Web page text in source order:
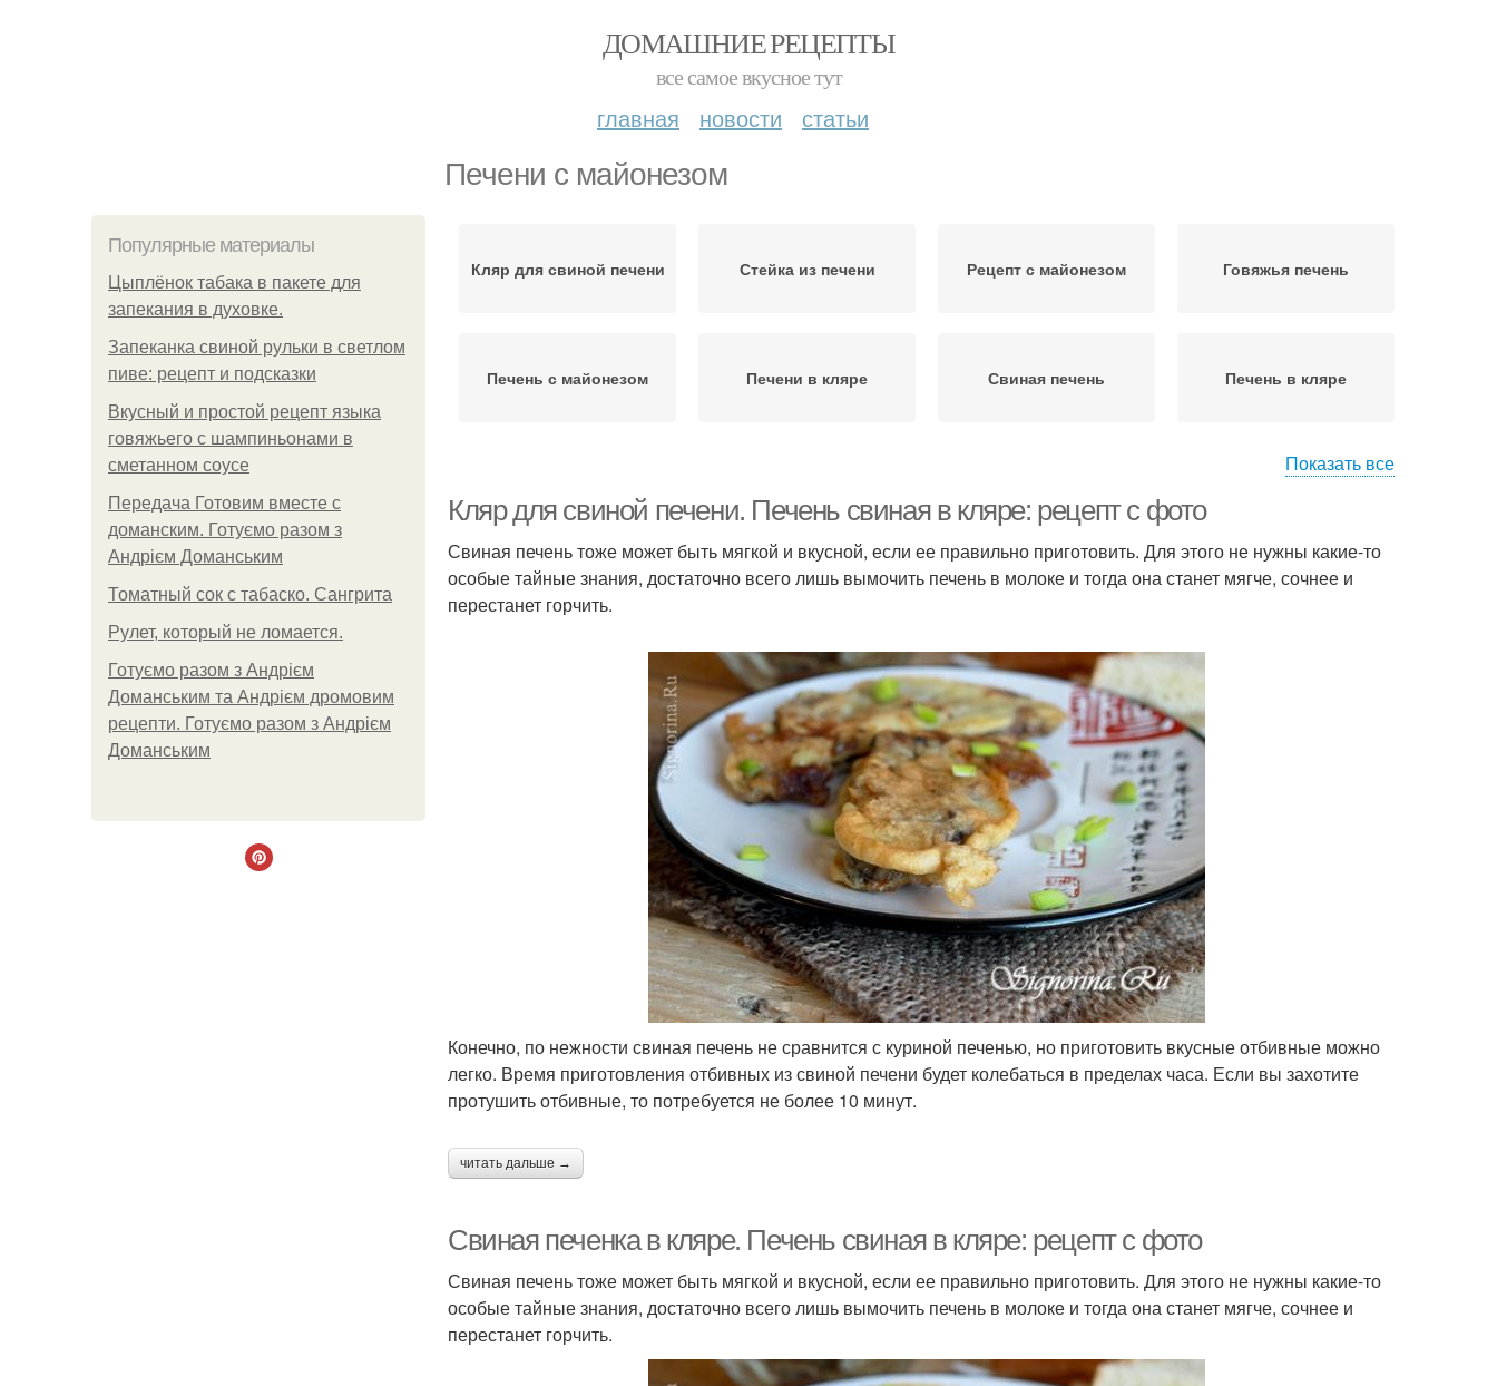
ДОМАШНИЕ РЕЦЕПТЫ
все самое вкусное тут
главная новости статьи
Печени с майонезом
Популярные материалы
Цыплёнок табака в пакете для
запекания в духовке.
Запеканка свиной рульки в светлом
пиве: рецепт и подсказки
Вкусный и простой рецепт языка
говяжьего с шампиньонами в
сметанном соусе
Передача Готовим вместе с
доманским. Готуємо разом з
Андрієм Доманським
Томатный сок с табаско. Сангрита
Рулет, который не ломается.
Готуємо разом з Андрієм
Доманським та Андрієм дромовим
рецепти. Готуємо разом з Андрієм
Доманським
Кляр для свиной печени Стейка из печени Рецепт с майонезом Говяжья печень
Печень с майонезом Печени в кляре Свиная печень Печень в кляре
чесночном кляре
Ингредиенты для
Показать все
Кляр для свиной печени. Печень свиная в кляре: рецепт с фото
Свиная печень тоже может быть мягкой и вкусной, если ее правильно приготовить. Для этого не нужны какие-то
особые тайные знания, достаточно всего лишь вымочить печень в молоке и тогда она станет мягче, сочнее и
перестанет горчить.
Конечно, по нежности свиная печень не сравнится с куриной печенью, но приготовить вкусные отбивные можно
легко. Время приготовления отбивных из свиной печени будет колебаться в пределах часа. Если вы захотите
протушить отбивные, то потребуется не более 10 минут.
читать дальше →
Свиная печенка в кляре. Печень свиная в кляре: рецепт с фото
Свиная печень тоже может быть мягкой и вкусной, если ее правильно приготовить. Для этого не нужны какие-то
особые тайные знания, достаточно всего лишь вымочить печень в молоке и тогда она станет мягче, сочнее и
перестанет горчить.